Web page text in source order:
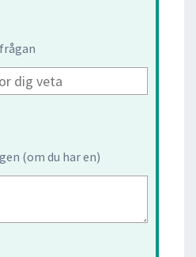
(om du har en)